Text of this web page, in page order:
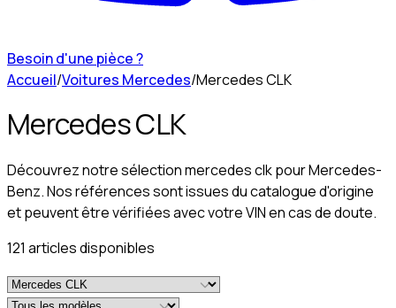
Besoin d'une pièce ?
Accueil/Voitures Mercedes/Mercedes CLK
Mercedes CLK
Découvrez notre sélection mercedes clk pour Mercedes-
Benz. Nos références sont issues du catalogue d'origine
et peuvent être vérifiées avec votre VIN en cas de doute.
121 articlesdisponibles